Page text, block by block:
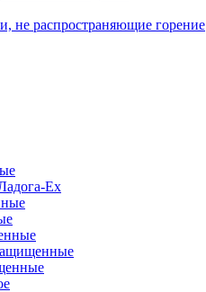
не распространяющие горение
Ex